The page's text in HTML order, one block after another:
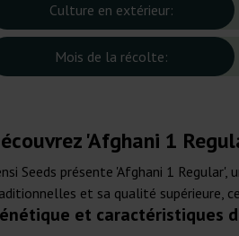
Culture en extérieur:
Mois de la récolte:
'Afghani 1
Seeds présente 'Afghani 1
et sa qualité supérieure,
et caractéristiques